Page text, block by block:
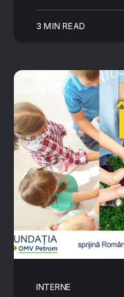
3 MIN READ
INTERNE